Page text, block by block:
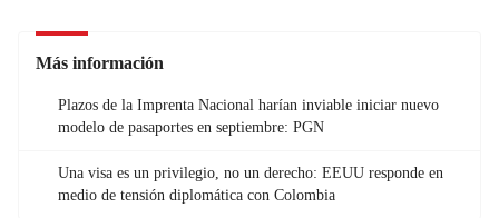
Más información
Plazos de la Imprenta Nacional harían inviable iniciar nuevo
modelo de pasaportes en septiembre: PGN
Una visa es un privilegio, no un derecho: EEUU responde en
medio de tensión diplomática con Colombia